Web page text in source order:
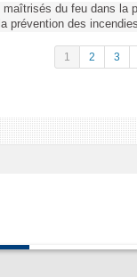
du feu dans la
prévention des
1 2 3